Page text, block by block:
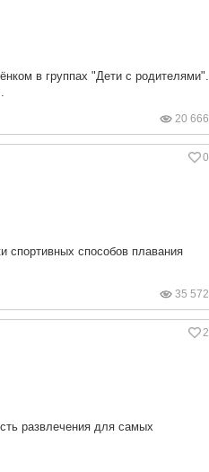
в группах "Дети с родителями".
20 666
спортивных способов плавания
35 572
0
развлечения для самых
2